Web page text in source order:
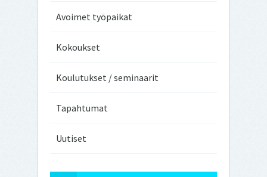
Avoimet työpaikat
Kokoukset
Koulutukset / seminaarit
Tapahtumat
Uutiset